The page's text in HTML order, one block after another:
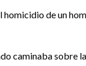
homicidio de un
caminaba sobre